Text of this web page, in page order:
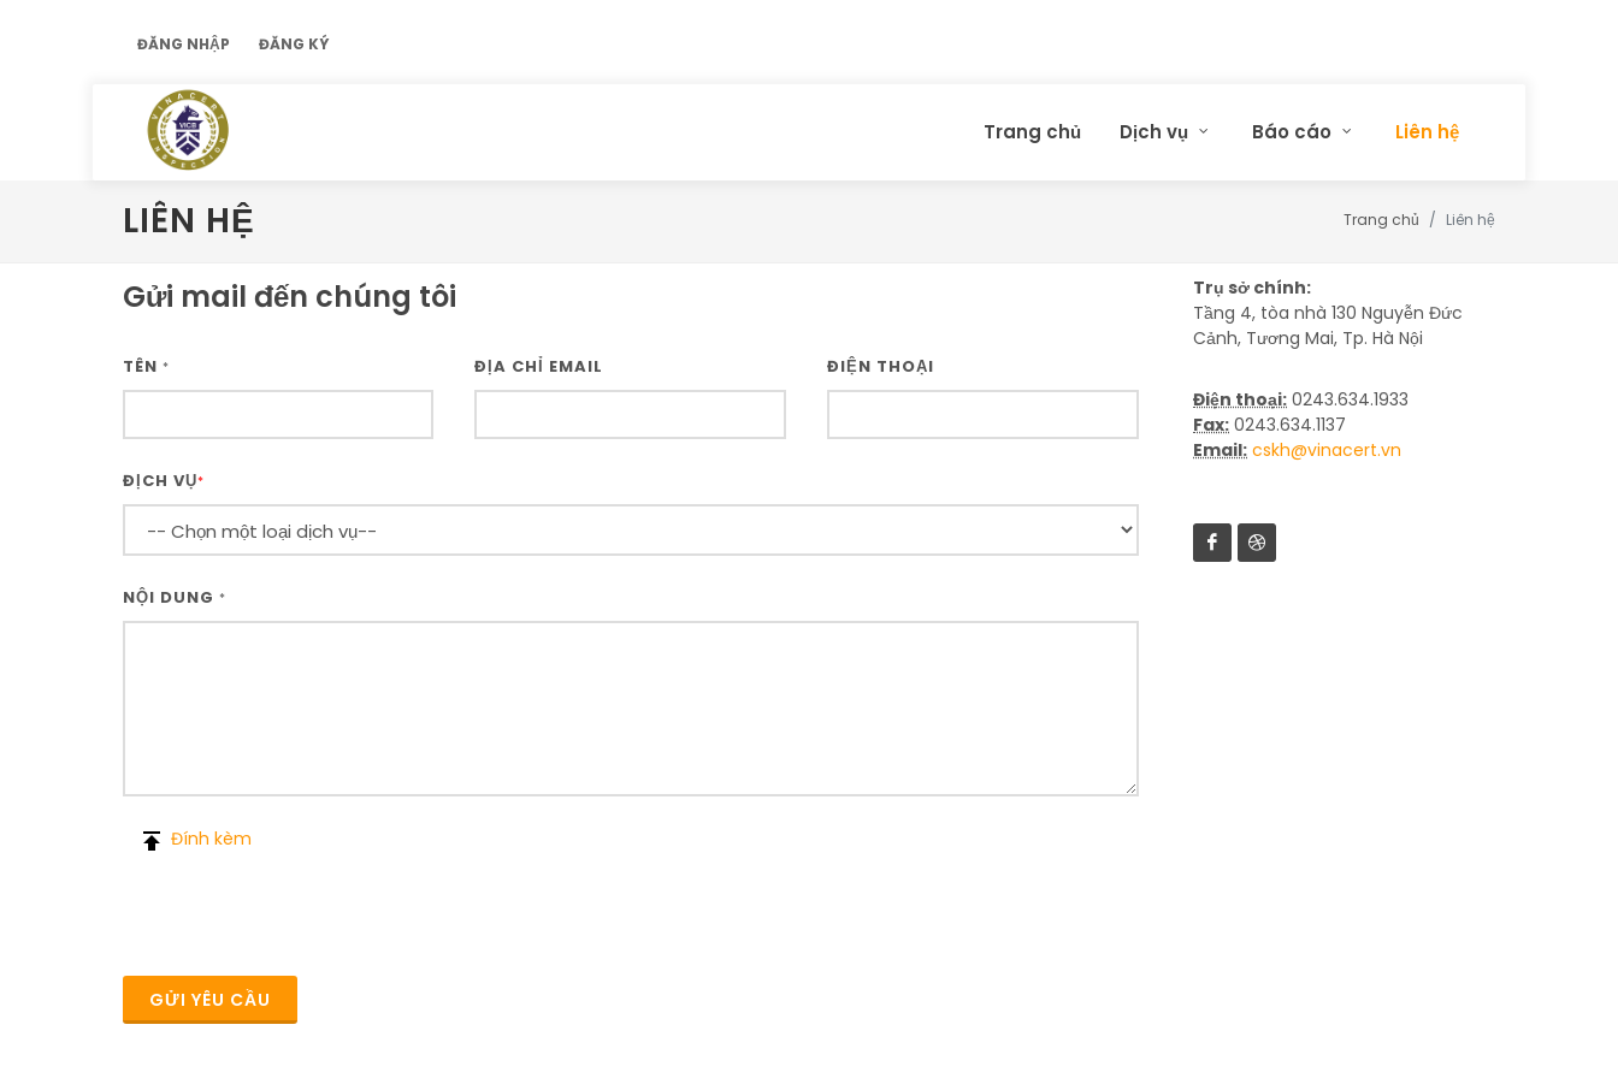
ĐĂNG NHẬP ĐĂNG KÝ
Trang chủ Dịch vụ Báo cáo Liên hệ
LIÊN HỆ Trang chủ Liên hệ
Gửi mail đến chúng tôi
TÊN * ĐỊA CHỈ EMAIL ĐIỆN THOẠI
ĐỊCH VỤ*
NỘI DUNG *
Đính kèm
GỬI YÊU CẦU
Trụ sở chính:
Tầng 4, tòa nhà 130 Nguyễn Đức
Cảnh, Tương Mai, Tp. Hà Nội
Điện thoại: 0243.634.1933
Fax: 0243.634.1137
Email: cskh@vinacert.vn